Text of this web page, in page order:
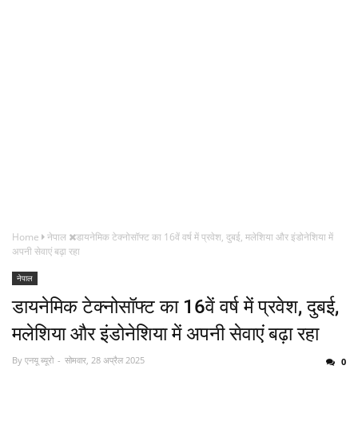
Home नेपाल
डायनेमिक टेक्नोसॉफ्ट का 16वें वर्ष में प्रवेश, दुबई, मलेशिया और इंडोनेशिया में
अपनी सेवाएं बढ़ा रहा
नेपाल
डायनेमिक टेक्नोसॉफ्ट का 16वें वर्ष में प्रवेश, दुबई,
मलेशिया और इंडोनेशिया में अपनी सेवाएं बढ़ा रहा
By एनयू ब्यूरो सोमवार, 28 अप्रैल 2025 0